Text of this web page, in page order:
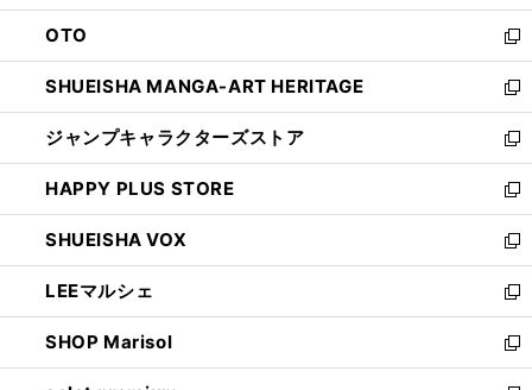
ウ
で
開
く
ン
ド
ウ
で
開
く
OTO
新
し
い
ウ
ィ
ン
ド
ウ
で
開
く
SHUEISHA MANGA-ART HERITAGE
新
し
い
ウ
ィ
ン
ド
ウ
で
開
く
ジャンプキャラクターズストア
新
し
い
ウ
ィ
ン
ド
ウ
で
開
HAPPY PLUS STORE
新
し
い
ウ
ィ
ン
ド
ウ
SHUEISHA VOX
新
し
い
ウ
ィ
ン
LEEマルシェ
新
し
い
ウ
SHOP Marisol
新
し